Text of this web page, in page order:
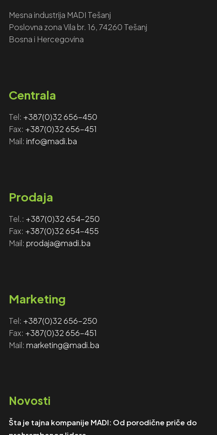
Mesna industrija MADI Tešanj
Poslovna zona Vila br. 16, 74260 Tešanj
Bosna i Hercegovina
Centrala
Tel: +387(0)32 656-450
Fax: ‎‎ +387(0)32 656-451
Mail: info@madi.ba
Prodaja
Tel.: +387(0)32 654-250
Fax: +387(0)32 654-455
Mail: prodaja@madi.ba
Marketing
Tel: +‎‎387(0)32 656-250
Fax: ‎‎ +387(0)32 656-451
Mail: marketing@madi.ba
Novosti
Šta je tajna kompanije MADI: Od porodične priče do